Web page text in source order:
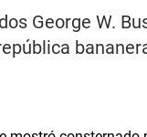
George W.